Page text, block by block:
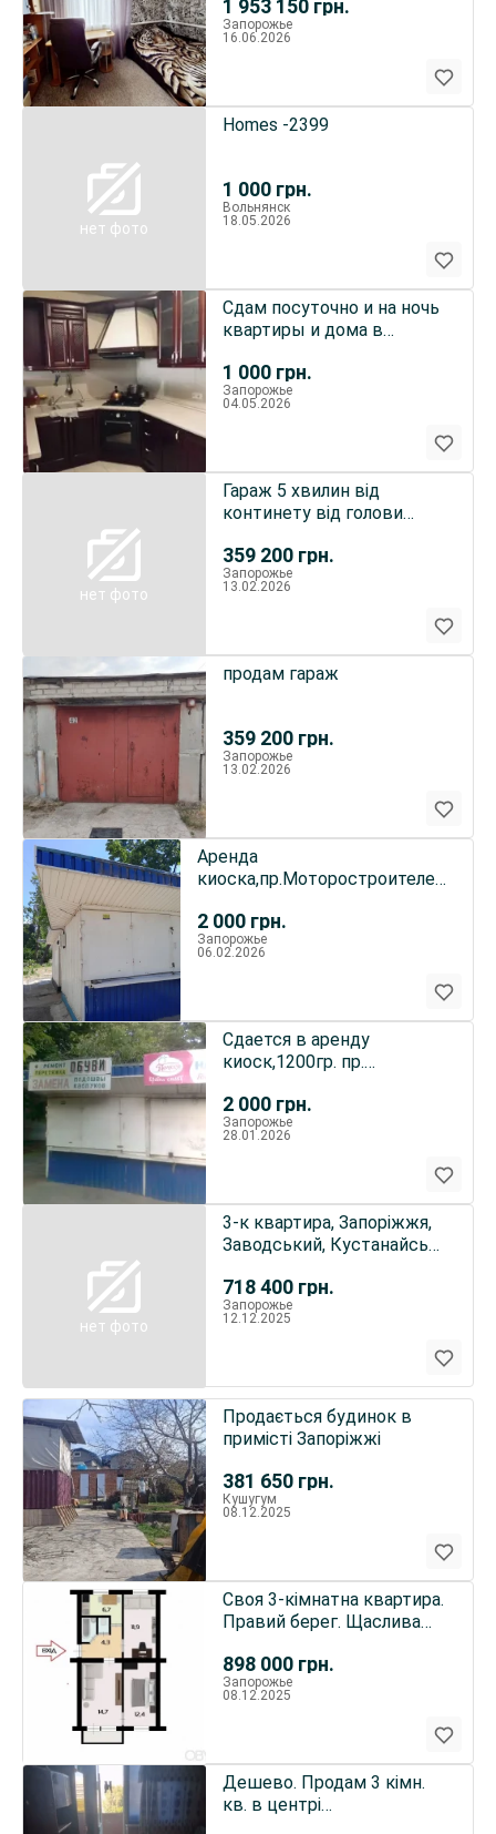
1 953 150 грн.
стан
Запорожье
16.06.2026
нет фото
1 000 грн.
Homes -2399
Вольнянск
18.05.2026
1 000 грн.
Сдам посуточно и на ночь
квартиры и дома в
Запорожье
04.05.2026
нет фото
359 200 грн.
Гараж 5 хвилин від
континету від голови
бородинський
Запорожье
13.02.2026
359 200 грн.
продам гараж
Запорожье
13.02.2026
2 000 грн.
Аренда
киоска,пр.Моторостроителей.3
Запорожье
06.02.2026
2 000 грн.
Сдается в аренду
киоск,1200гр. пр.
бытуслу
Запорожье
28.01.2026
нет фото
718 400 грн.
3-к квартира, Запоріжжя,
Заводський, Кустанайська
Запорожье
12.12.2025
381 650 грн.
Продається будинок в
примісті Запоріжжі
Кушугум
08.12.2025
898 000 грн.
Своя 3-кімнатна квартира.
Правий берег. Щаслива
Запорожье
08.12.2025
Дешево. Продам 3 кімн.
кв. в центрі